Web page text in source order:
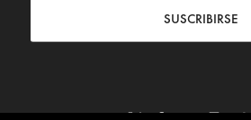
SUSCRIBIRSE